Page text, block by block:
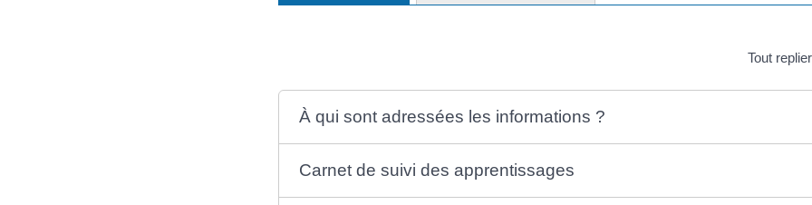
Tout
À qui sont adressées les informations ?
Carnet de suivi des apprentissages